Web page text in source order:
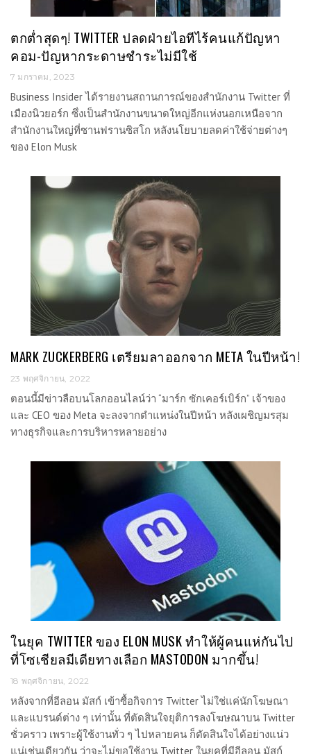
ตกต่ำสุดๆ! TWITTER ปลดฝ่ายไอทีไร้คนแก้ปัญหา
คอม-ปัญหากระดาษชำระไม่มีใช้
7 มกราคม, 2023
Business Insider ได้รายงานสถานการณ์ของสำนักงาน Twitter ที่
เมืองนิวยอร์ก ซึ่งเป็นสำนักงานขนาดใหญ่อีกแห่งนอกเหนือจาก
สำนักงานใหญ่ที่ซานฟรานซิสโก หลังนโยบายลดค่าใช้จ่ายต่างๆ
ของ Elon Musk
MARK ZUCKERBERG เตรียมลาออกจาก META ในปีหน้า!
23 พฤศจิกายน, 2022
ตอนนี้มีข่าวลือบนโลกออนไลน์ว่า “มาร์ก ซักเคอร์เบิร์ก” เจ้าของ
และ CEO ของ Meta จะลงจากตำแหน่งในปีหน้า หลังเผชิญมรสุม
ทางธุรกิจและการบริหารหลายอย่าง
ในยุค TWITTER ของ ELON MUSK ทำให้ผู้คนแห่กันไป
ที่โซเชียลมีเดียทางเลือก MASTODON มากขึ้น!
18 พฤศจิกายน, 2022
หลังจากที่อีลอน มัสก์ เข้าซื้อกิจการ Twitter ไม่ใช่แค่นักโฆษณา
และแบรนด์ต่าง ๆ เท่านั้น ที่ตัดสินใจยุติการลงโฆษณาบน Twitter
ชั่วคราว เพราะผู้ใช้งานทั่ว ๆ ไปหลายคน ก็ตัดสินใจได้อย่างแน่ว
แน่เช่นเดียวกัน ว่าจะไม่ขอใช้งาน Twitter ในยุคที่มีอีลอน มัสก์